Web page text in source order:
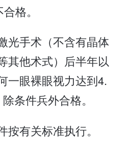
格。
光手术（不含有晶体
其他术式）后半年以
一眼裸眼视力达到4.
条件兵外合格。
有关标准执行。